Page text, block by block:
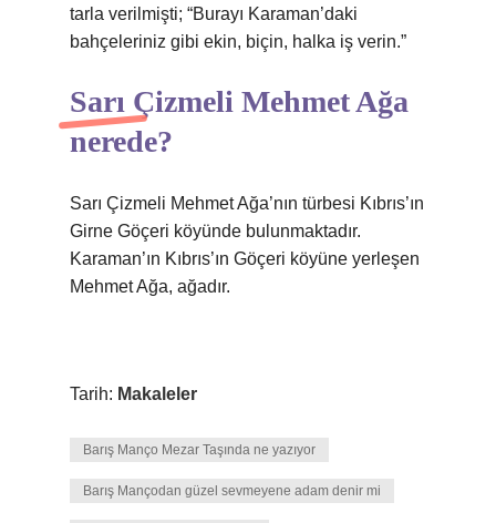
tarla verilmişti; “Burayı Karaman’daki
bahçeleriniz gibi ekin, biçin, halka iş verin.”
Sarı Çizmeli Mehmet Ağa
nerede?
Sarı Çizmeli Mehmet Ağa’nın türbesi Kıbrıs’ın
Girne Göçeri köyünde bulunmaktadır.
Karaman’ın Kıbrıs’ın Göçeri köyüne yerleşen
Mehmet Ağa, ağadır.
Tarih: Makaleler
Barış Manço Mezar Taşında ne yazıyor
Barış Mançodan güzel sevmeyene adam denir mi